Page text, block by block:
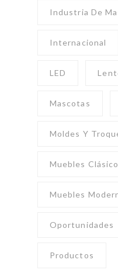
Industria De
Internacional
LED
Mascotas
Moldes Y
Muebles
Muebles
Oportunidades
Productos